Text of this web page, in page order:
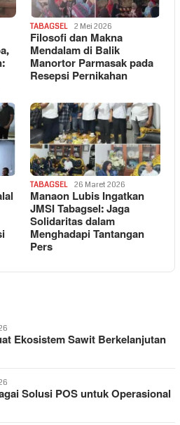
TABAGSEL 2 Mei 2026
Filosofi dan Makna
Mendalam di Balik
Manortor Parmasak pada
Resepsi Pernikahan
TABAGSEL 26 Maret 2026
Manaon Lubis Ingatkan
JMSI Tabagsel: Jaga
Solidaritas dalam
Menghadapi Tantangan
Pers
Ekosistem Sawit Berkelanjutan
Solusi POS untuk Operasional